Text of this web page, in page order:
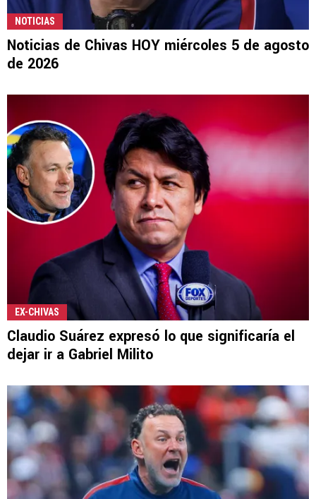
NOTICIAS
Noticias de Chivas HOY miércoles 5 de agosto
de 2026
EX-CHIVAS
Claudio Suárez expresó lo que significaría el
dejar ir a Gabriel Milito